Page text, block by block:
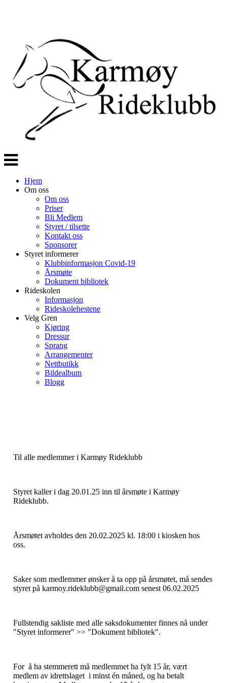
Veksle
navigasjon
Hjem
Om oss
Om oss
Priser
Bli Medlem
Styret / tilsette
Kontakt oss
Sponsorer
Styret informerer
Klubbinformasjon Covid-19
Årsmøte
Dokument bibliotek
Rideskolen
Informasjon
Rideskolehestene
Velg Gren
Kjøring
Dressur
Sprang
Arrangementer
Nettbutikk
Bildealbum
Blogg
Til alle medlemmer i Karmøy Rideklubb
Styret kaller i dag 20.01.25 inn til årsmøte i Karmøy
Rideklubb.
Årsmøtet avholdes den 20.02.2025 kl. 18:00 i kiosken hos
oss.
Saker som medlemmer ønsker å ta opp på årsmøtet, må sendes
styret på karmoy.rideklubb@gmail.com senest 06.02.2025
Fullstendig sakliste med alle saksdokumenter finnes nå under
"Styret informerer" >> "Dokument bibliotek".
For å ha stemmerett må medlemmet ha fylt 15 år, vært
medlem av idrettslaget i minst én måned, og ha betalt